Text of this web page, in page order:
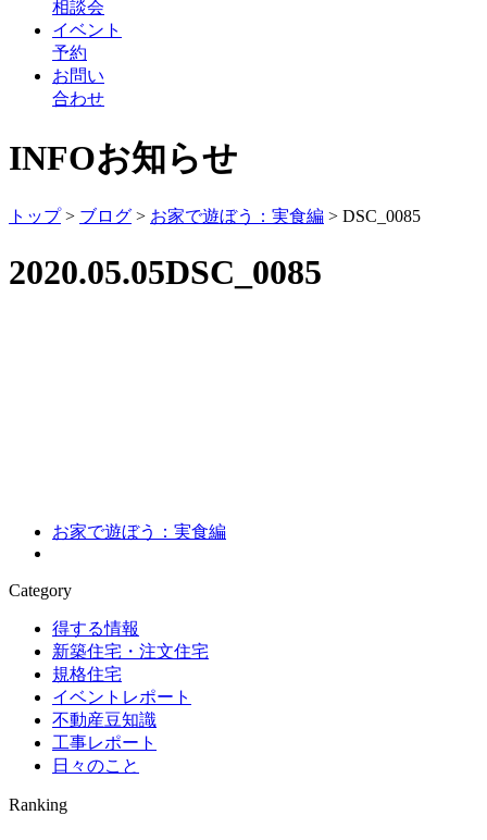
相談会
イベント
予約
お問い
合わせ
INFOお知らせ
トップ> ブログ > お家で遊ぼう：実食編 > DSC_0085
2020.05.05DSC_0085
お家で遊ぼう：実食編
Category
得する情報
新築住宅・注文住宅
規格住宅
イベントレポート
不動産豆知識
工事レポート
日々のこと
Ranking